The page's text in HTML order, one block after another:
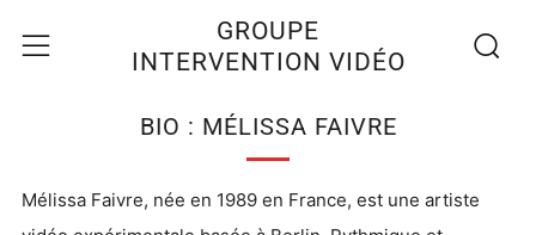
GROUPE
INTERVENTION VIDÉO
Menu
BIO : MÉLISSA FAIVRE
Mélissa Faivre, née en 1989 en France, est une artiste